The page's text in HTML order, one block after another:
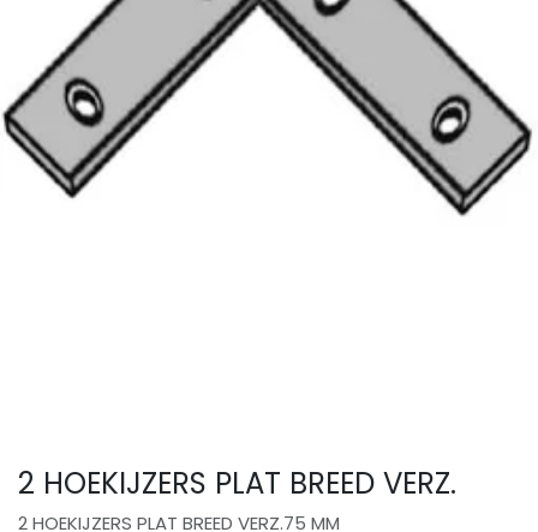
2 HOEKIJZERS PLAT BREED VERZ.
2 HOEKIJZERS PLAT BREED VERZ.75 MM